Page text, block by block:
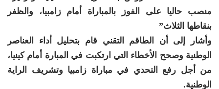
منصب حاليا على الفوز بالمباراة أمام زامبيا، والظفر
بنقاطها الثلاث”
وأشار إلى أن الطاقم التقني قام بتحليل أداء العناصر
الوطنية وصحح الأخطاء التي ارتكبت في المبارة أمام كينيا،
من أجل رفع التحدي في مباراة زامبيا وتشريف الراية
الوطنية.